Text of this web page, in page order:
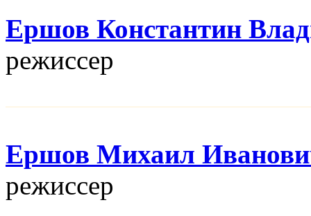
Ершов Константин
режисcер
Ершов Михаил
режисcер